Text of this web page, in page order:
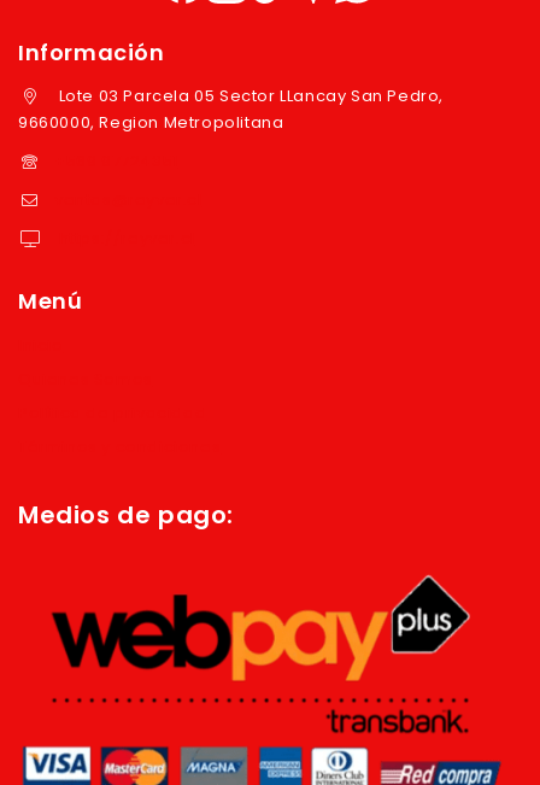
Información
Lote 03 Parcela 05 Sector LLancay San Pedro,
9660000, Region Metropolitana
Menú
Medios de pago: